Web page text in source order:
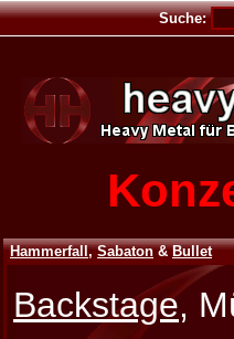
Suche:
Hammerfall,Sabaton&Bullet
Backstage,